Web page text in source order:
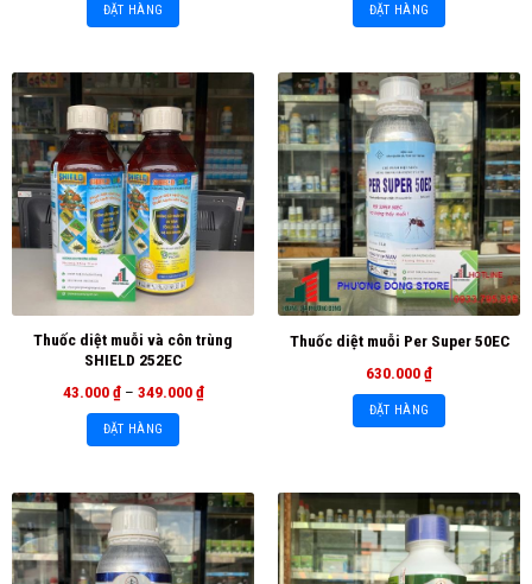
ĐẶT HÀNG ĐẶT HÀNG
Thuốc diệt muỗi và côn trùng
SHIELD 252EC
43.000₫ – 349.000₫
ĐẶT HÀNG
Thuốc diệt muỗi Per Super 50EC
630.000₫
ĐẶT HÀNG